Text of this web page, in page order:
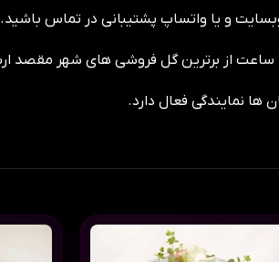
و یا واتساپ پشتیبانی در تماس باشید.
ها نمایندگی فعال دارد.